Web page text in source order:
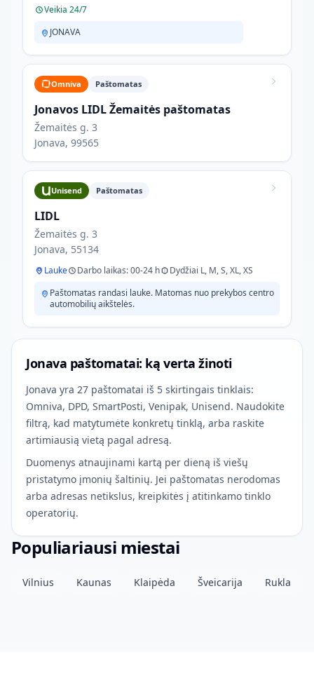
Veikia 24/7
JONAVA
Omniva Paštomatas
Jonavos LIDL Žemaitės paštomatas
Žemaitės g. 3
Jonava, 99565
Unisend Paštomatas
LIDL
Žemaitės g. 3
Jonava, 55134
Lauke Darbo laikas: 00-24 h
Dydžiai L, M, S, XL, XS
Paštomatas randasi lauke. Matomas nuo prekybos centro
automobilių aikštelės.
Jonava paštomatai: ką verta žinoti
Jonava yra 27 paštomatai iš 5 skirtingais tinklais:
Omniva, DPD, SmartPosti, Venipak, Unisend. Naudokite
filtrą, kad matytumėte konkretų tinklą, arba raskite
artimiausią vietą pagal adresą.
Duomenys atnaujinami kartą per dieną iš viešų
pristatymo įmonių šaltinių. Jei paštomatas nerodomas
arba adresas netikslus, kreipkitės į atitinkamo tinklo
operatorių.
Populiariausi miestai
Vilnius Kaunas Klaipėda Šveicarija Rukla